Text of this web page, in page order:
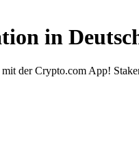
in
der Crypto.com App!